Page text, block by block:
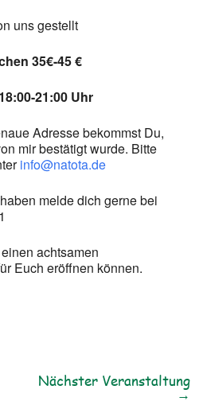
uns gestellt
35€-45 €
21:00 Uhr
Adresse bekommst Du,
mir bestätigt wurde. Bitte
info@natota.de
melde dich gerne bei
achtsamen
Euch eröffnen können.
Nächster Veranstaltung
→